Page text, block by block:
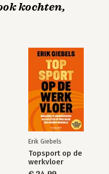
kochten,
Erik Giebels
Topsport op de
werkvloer